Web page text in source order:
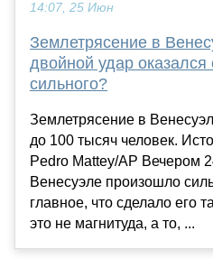
14:07, 25 Июн
Землетрясение в
двойной удар
сильного?
Землетрясение в
до 100 тысяч человек.
Pedro Mattey/AP Вечером
Венесуэле произошло
главное, что сделало его
это не магнитуда, а то, ...